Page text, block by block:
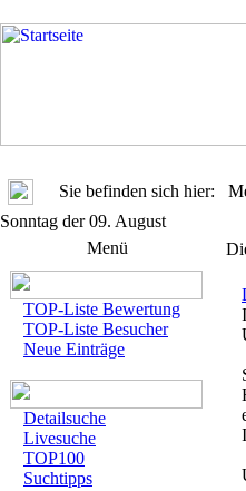
Sie befinden sich hier:
Sonntag der 09. August
Menü
TOP-Liste Bewertung
TOP-Liste Besucher
Neue Einträge
Detailsuche
Livesuche
TOP100
Suchtipps